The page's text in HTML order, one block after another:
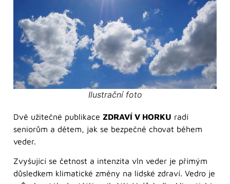
Ilustrační foto
Dvě užitečné publikace ZDRAVÍ V HORKU radí
seniorům a dětem, jak se bezpečně chovat během
veder.
Zvyšující se četnost a intenzita vln veder je přímým
důsledkem klimatické změny na lidské zdraví. Vedro je